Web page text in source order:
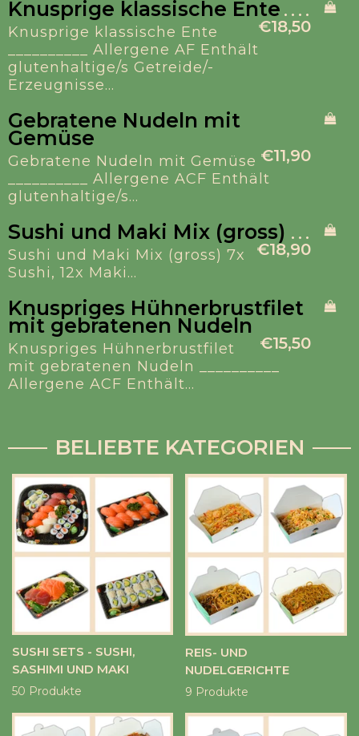
Knusprige klassische Ente
€18,50
Knusprige klassische Ente
__________ Allergene AF Enthält
glutenhaltige/s Getreide/-
Erzeugnisse...
Gebratene Nudeln mit
Gemüse
€11,90
Gebratene Nudeln mit Gemüse
__________ Allergene ACF Enthält
glutenhaltige/s...
Sushi und Maki Mix (gross)
€18,90
Sushi und Maki Mix (gross) 7x
Sushi, 12x Maki...
Knuspriges Hühnerbrustfilet
mit gebratenen Nudeln
€15,50
Knuspriges Hühnerbrustfilet
mit gebratenen Nudeln __________
Allergene ACF Enthält...
BELIEBTE KATEGORIEN
SUSHI SETS - SUSHI,
SASHIMI UND MAKI
50 Produkte
REIS- UND
NUDELGERICHTE
9 Produkte